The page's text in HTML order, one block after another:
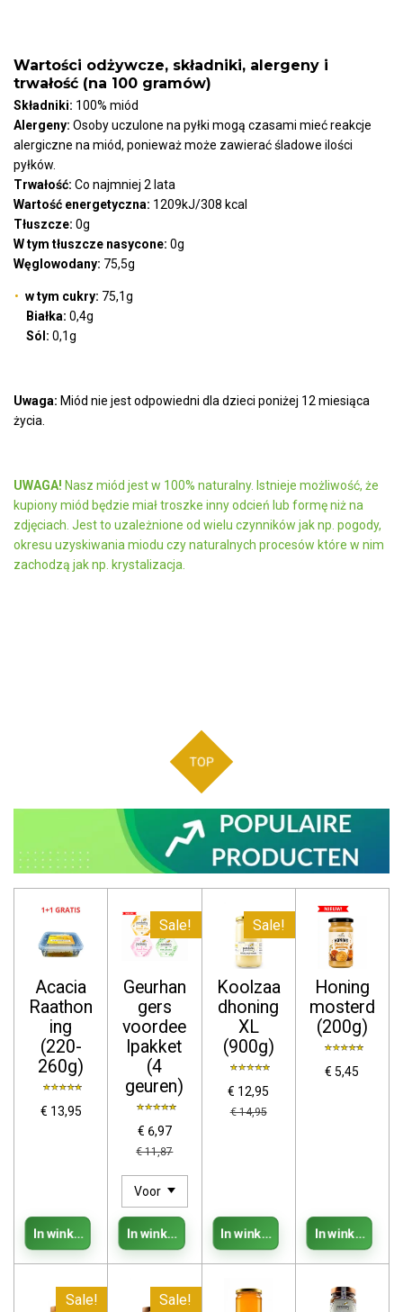
Wartości odżywcze, składniki, alergeny i
trwałość (na 100 gramów)
Składniki: 100% miód
Alergeny: Osoby uczulone na pyłki mogą czasami mieć reakcje
alergiczne na miód, ponieważ może zawierać śladowe ilości
pyłków.
Trwałość: Co najmniej 2 lata
Wartość energetyczna: 1209kJ/308 kcal
Tłuszcze: 0g
W tym tłuszcze nasycone: 0g
Węglowodany: 75,5g
w tym cukry: 75,1g
Białka: 0,4g
Sól: 0,1g
Uwaga: Miód nie jest odpowiedni dla dzieci poniżej 12 miesiąca
życia.
UWAGA! Nasz miód jest w 100% naturalny. Istnieje możliwość, że
kupiony miód będzie miał troszke inny odcień lub formę niż na
zdjęciach. Jest to uzależnione od wielu czynników jak np. pogody,
okresu uzyskiwania miodu czy naturalnych procesów które w nim
zachodzą jak np. krystalizacja.
TOP
Acacia
Raathon
ing
(220-
260g)
€ 13,95
In winkelwagen
Sale!
Geurhan
gers
voordee
lpakket
(4
geuren)
€ 6,97
€ 11,87
In winkelwagen
Sale!
Koolzaa
dhoning
XL
(900g)
€ 12,95
€ 14,95
In winkelwagen
Honing
mosterd
(200g)
€ 5,45
In
Sale! Sale!